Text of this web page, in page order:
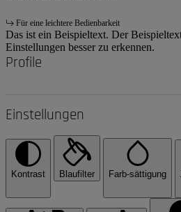
Für eine leichtere Bedienbarkeit
Das ist ein Beispieltext. Der
Einstellungen besser zu erkennen.
Profile
Einstellungen
Kontrast Blaufilter Farb-sättigung